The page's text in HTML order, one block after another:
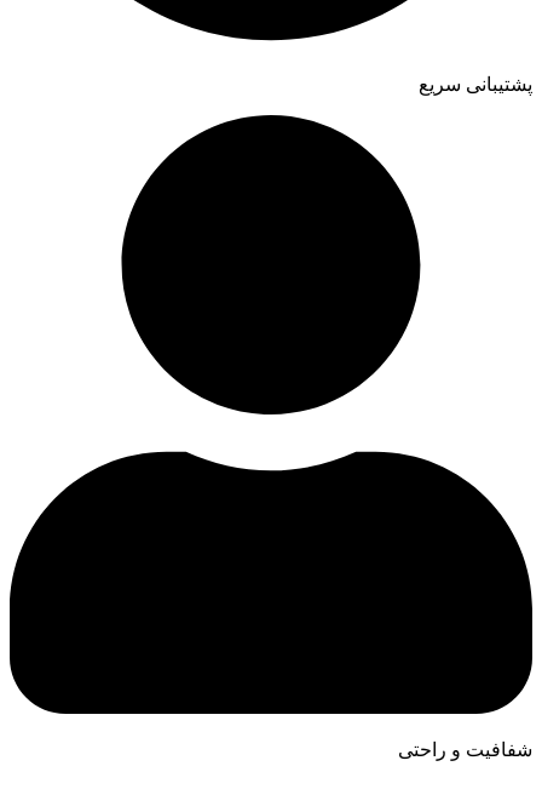
پشتیبانی سریع
شفافیت و راحتی